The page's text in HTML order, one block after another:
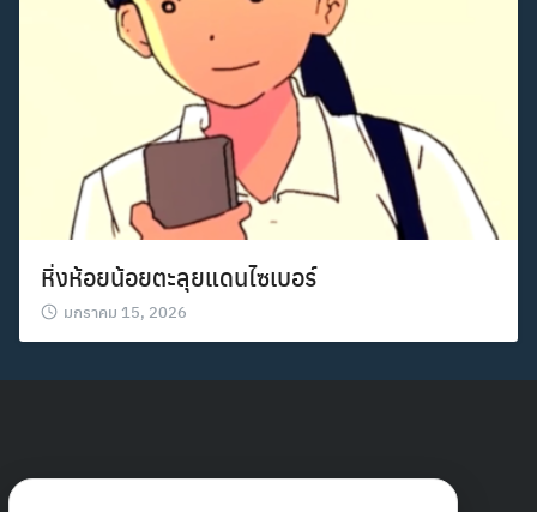
Search
Search
หิ่งห้อยน้อยตะลุยแดนไซเบอร์
มกราคม 15, 2026